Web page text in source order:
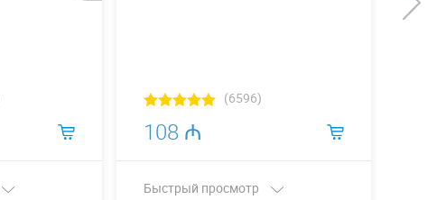
(6596)
108 ₼
Быстрый просмотр